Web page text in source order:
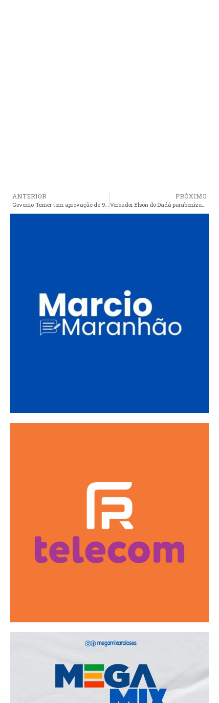
ANTERIOR
Governo Temer tem aprovação de 9% e reprovação de 61%, diz Datafolha
PRÓXIMO
Vereador Elson do Dadá parabeniza todos os trabalhadores araiosenses